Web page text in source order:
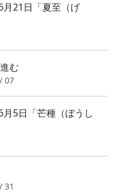
21日「夏至（げ
む
07
5日「芒種（ぼうし
31